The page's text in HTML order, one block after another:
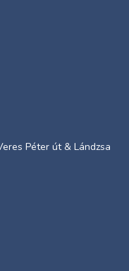
Péter út & Lándzsa